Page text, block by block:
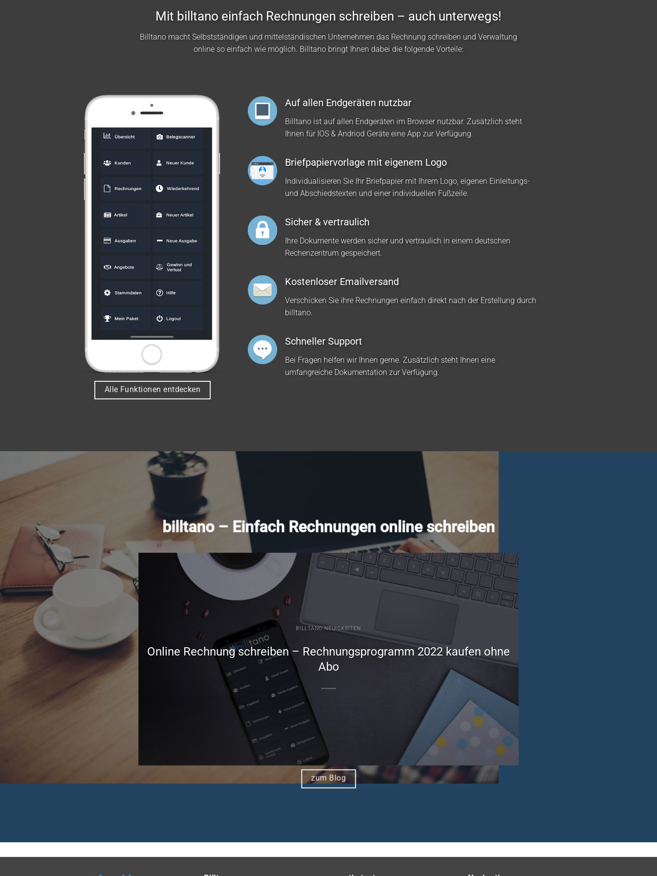
Mit billtano einfach Rechnungen schreiben – auch unterwegs!
Billtano macht Selbstständigen und mittelständischen Unternehmen das Rechnung schreiben und Verwaltung
online so einfach wie möglich. Billtano bringt Ihnen dabei die folgende Vorteile:
Alle Funktionen entdecken
Auf allen Endgeräten nutzbar
Billtano ist auf allen Endgeräten im Browser nutzbar. Zusätzlich steht
Ihnen für IOS & Andriod Geräte eine App zur Verfügung.
Briefpapiervorlage mit eigenem Logo
Individualisieren Sie Ihr Briefpapier mit Ihrem Logo, eigenen Einleitungs-
und Abschiedstexten und einer individuellen Fußzeile.
Sicher & vertraulich
Ihre Dokumente werden sicher und vertraulich in einem deutschen
Rechenzentrum gespeichert.
Kostenloser Emailversand
Verschicken Sie ihre Rechnungen einfach direkt nach der Erstellung durch
billtano.
Schneller Support
Bei Fragen helfen wir Ihnen gerne. Zusätzlich steht Ihnen eine
umfangreiche Dokumentation zur Verfügung.
billtano – Einfach Rechnungen online schreiben
BILLTANO NEUIGKEITEN
Online Rechnung schreiben – Rechnungsprogramm 2022 kaufen ohne
Abo
zum Blog